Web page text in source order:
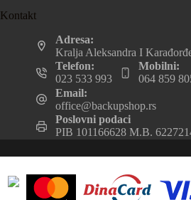
Kontakt
Adresa:
Kralja Aleksandra I
Telefon:
023 533 993
Mobilni:
064 859
Email:
office@backupshop.rs
Poslovni podaci
PIB 101166628 M.B.